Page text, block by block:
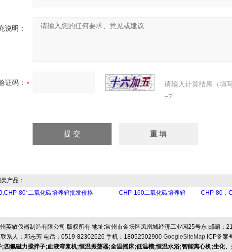
说明：
证码：
请输入计算结果（填
=7
产品：
80*二氧化碳培养箱批发价格
CHP-160二氧化碳培养箱 CHP-80，
英敏仪器制造有限公司 版权所有 地址:常州市金坛区凤凰城经济工业园25号东 邮编：
联系人：邓志芳 电话：0519-82302626 手机：18052502900 GoogleSiteMap ICP备案
氟磁力搅拌子;血液溶浆机;恒温振荡器;全温摇床;低温槽;恒温水浴;智能离心机;生化